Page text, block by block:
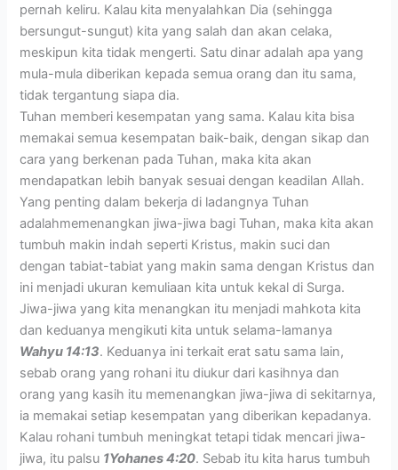
pernah keliru. Kalau kita menyalahkan Dia (sehingga
bersungut-sungut) kita yang salah dan akan celaka,
meskipun kita tidak mengerti. Satu dinar adalah apa yang
mula-mula diberikan kepada semua orang dan itu sama,
tidak tergantung siapa dia.
Tuhan memberi kesempatan yang sama. Kalau kita bisa
memakai semua kesempatan baik-baik, dengan sikap dan
cara yang berkenan pada Tuhan, maka kita akan
mendapatkan lebih banyak sesuai dengan keadilan Allah.
Yang penting dalam bekerja di ladangnya Tuhan
adalahmemenangkan jiwa-jiwa bagi Tuhan, maka kita akan
tumbuh makin indah seperti Kristus, makin suci dan
dengan tabiat-tabiat yang makin sama dengan Kristus dan
ini menjadi ukuran kemuliaan kita untuk kekal di Surga.
Jiwa-jiwa yang kita menangkan itu menjadi mahkota kita
dan keduanya mengikuti kita untuk selama-lamanya
Wahyu 14:13. Keduanya ini terkait erat satu sama lain,
sebab orang yang rohani itu diukur dari kasihnya dan
orang yang kasih itu memenangkan jiwa-jiwa di sekitarnya,
ia memakai setiap kesempatan yang diberikan kepadanya.
Kalau rohani tumbuh meningkat tetapi tidak mencari jiwa-
jiwa, itu palsu 1Yohanes 4:20. Sebab itu kita harus tumbuh